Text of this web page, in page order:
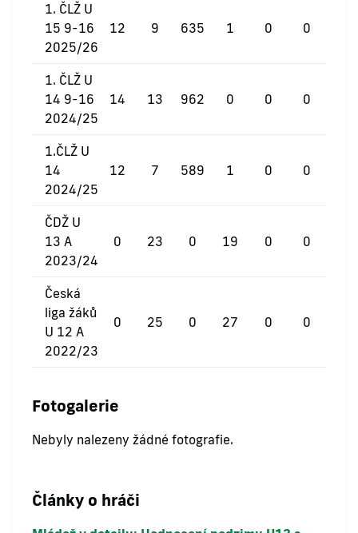
1. ČLŽ U
15 9-16
2025/26
12 9 635 1 0 0
1. ČLŽ U
14 9-16
2024/25
14 13 962 0 0 0
1.ČLŽ U
14
2024/25
12 7 589 1 0 0
ČDŽ U
13 A
2023/24
0 23 0 19 0 0
Česká
liga žáků
U 12 A
2022/23
0 25 0 27 0 0
Fotogalerie
Nebyly nalezeny žádné fotografie.
Články o hráči